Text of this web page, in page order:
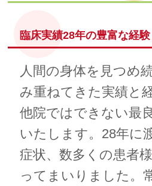
臨床実績28年の豊富な経験
人間の身体を見つめ
み重ねてきた実績と
他院ではできない最
いたします。28年に
症状、数多くの患者
ってまいりました。